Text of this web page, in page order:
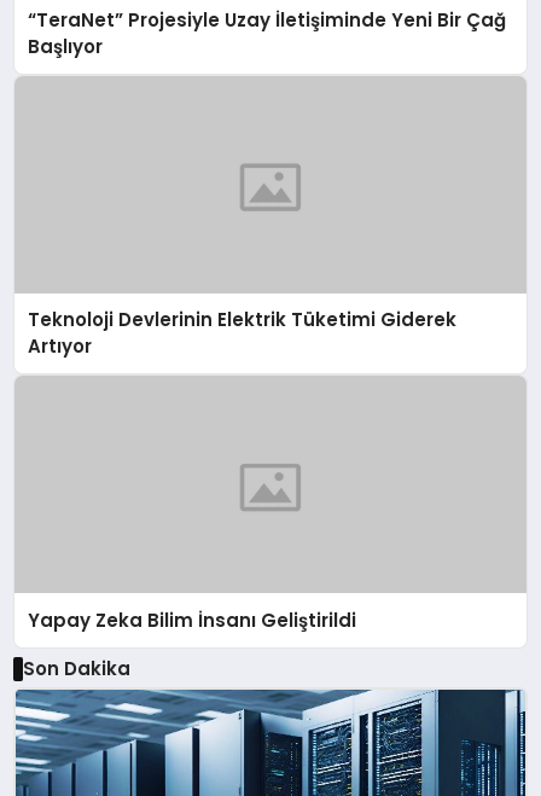
“TeraNet” Projesiyle Uzay İletişiminde Yeni Bir Çağ
Başlıyor
Teknoloji Devlerinin Elektrik Tüketimi Giderek
Artıyor
Yapay Zeka Bilim İnsanı Geliştirildi
Son Dakika